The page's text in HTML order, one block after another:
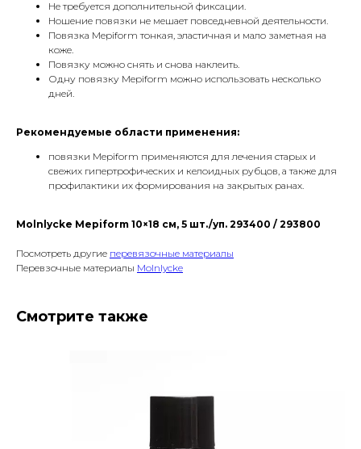
Не требуется дополнительной фиксации.
Ношение повязки не мешает повседневной деятельности.
Повязка Mepiform тонкая, эластичная и мало заметная на
коже.
Повязку можно снять и снова наклеить.
Одну повязку Mepiform можно использовать несколько
дней.
Рекомендуемые области применения:
повязки Mepiform применяются для лечения старых и
свежих гипертрофических и келоидных рубцов, а также для
профилактики их формирования на закрытых ранах.
Molnlycke Mepiform 10×18 см, 5 шт./уп. 293400 / 293800
Посмотреть другие перевязочные материалы
Перевзочные материалы Molnlycke
Смотрите также